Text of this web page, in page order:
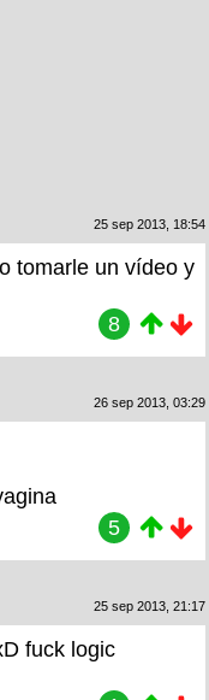
25 sep 2013, 18:54
tomarle un vídeo y
8
26 sep 2013, 03:29
5
25 sep 2013, 21:17
fuck logic